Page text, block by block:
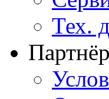
Тех.